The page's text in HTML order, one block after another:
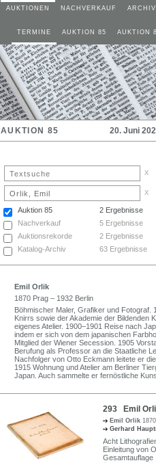
AUKTIONEN NACHVERKAUF ARCHIV
TERMINE AUKTION 85 AUKTION
AUKTION 85 20. Juni
x
x
Auktion 85
2 Ergebnisse
Nachverkauf
5 Ergebnisse
Auktionsrekorde
2 Ergebnisse
Katalog-Archiv
63 Ergebnisse
Emil Orlik
1870 Prag – 1932 Berlin
Böhmischer Maler, Grafiker und Fotograf.
Knirrs sowie der Akademie der Bildenden
eigenes Atelier. 1900–1901 Reise nach
indem er sich von dem japanischen
Mitglied der Wiener Secession. 1905
Berufung als Professor an die Staatliche
Nachfolger von Otto Eckmann leitete er
1915 Wohnung und Atelier am Berliner
Japan. Auch sammelte er fernöstliche
293 Emil
Emil Orlik
Gerhard
Acht
Einleitung von
Gesamtauflage